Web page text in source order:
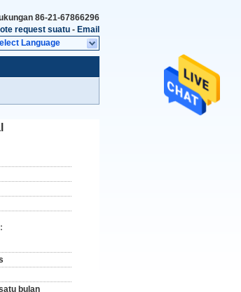
86-21-67866296
request suatu - Email
Language
bulan